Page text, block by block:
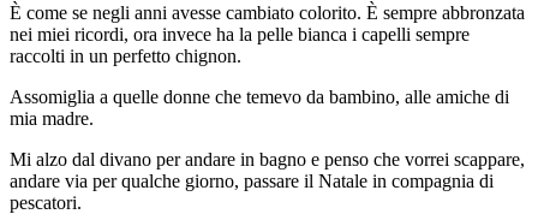
È come se negli anni avesse cambiato colorito. È sempre abbronzata
nei miei ricordi, ora invece ha la pelle bianca i capelli sempre
raccolti in un perfetto chignon.
Assomiglia a quelle donne che temevo da bambino, alle amiche di
mia madre.
Mi alzo dal divano per andare in bagno e penso che vorrei scappare,
andare via per qualche giorno, passare il Natale in compagnia di
pescatori.